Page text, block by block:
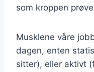
som kroppen
Musklene våre
dagen, enten
sitter), eller aktivt